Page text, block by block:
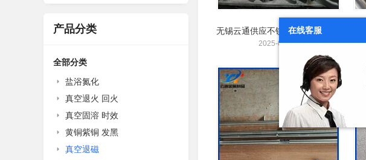
产品分类
全部分类
盐浴氮化
真空退火 回火
真空固溶 时效
黄铜紫铜 发黑
真空退磁
2025-03-27
在线客服